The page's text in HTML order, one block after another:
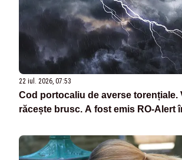
22 iul. 2026, 07:53
Cod portocaliu de averse torențiale.
răcește brusc. A fost emis RO-Alert